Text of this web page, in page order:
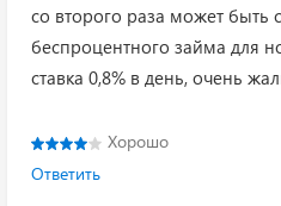
со второго раза может быть
беспроцентного займа для
ставка 0,8% в день, очень
Хорошо
Ответить